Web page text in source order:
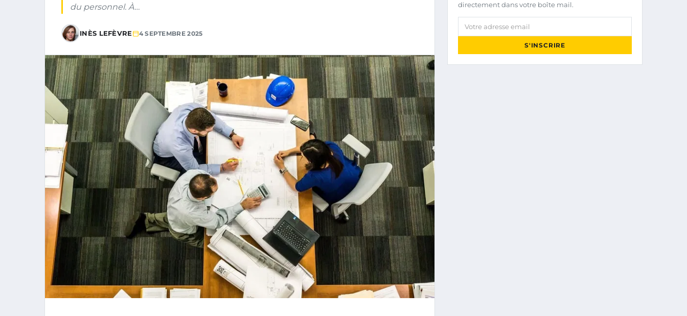
du personnel. À…
INÈS LEFÈVRE 4 SEPTEMBRE 2025
directement dans votre boîte mail.
Votre adresse email
S'INSCRIRE